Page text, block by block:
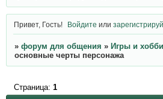
Привет, Гость! Войдите или
» форум для общения » Игры и хобби
основные черты персонажа
Страница: 1